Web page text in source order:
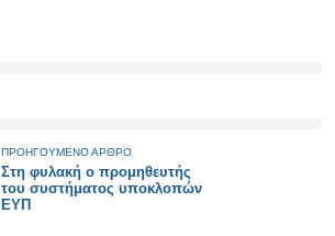
ΠΡΟΗΓΟΥΜΕΝΟ ΑΡΘΡΟ
Στη φυλακή ο προμηθευτής
του συστήματος υποκλοπών
ΕΥΠ